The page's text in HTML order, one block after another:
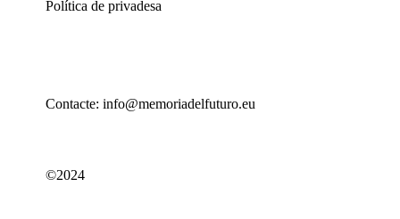
Política de privadesa
Contacte: info@memoriadelfuturo.eu
©2024